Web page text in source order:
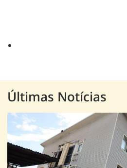
Últimas Notícias